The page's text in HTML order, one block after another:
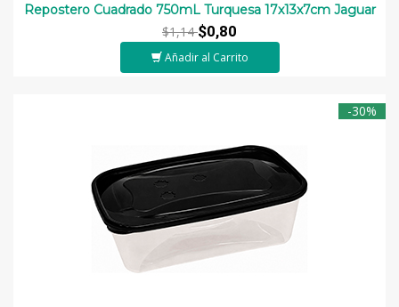
Repostero Cuadrado 750mL Turquesa 17x13x7cm Jaguar
$1,14$0,80
Añadir al Carrito
-30%